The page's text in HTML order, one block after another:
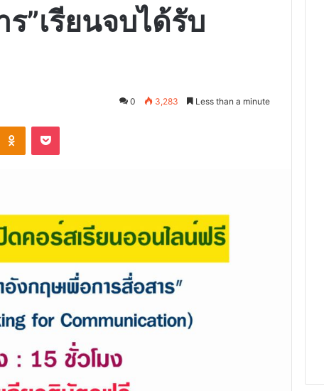
”เรียนจบได้รับ
0 3,283 Less than a minute
Odnoklassniki
Pocket